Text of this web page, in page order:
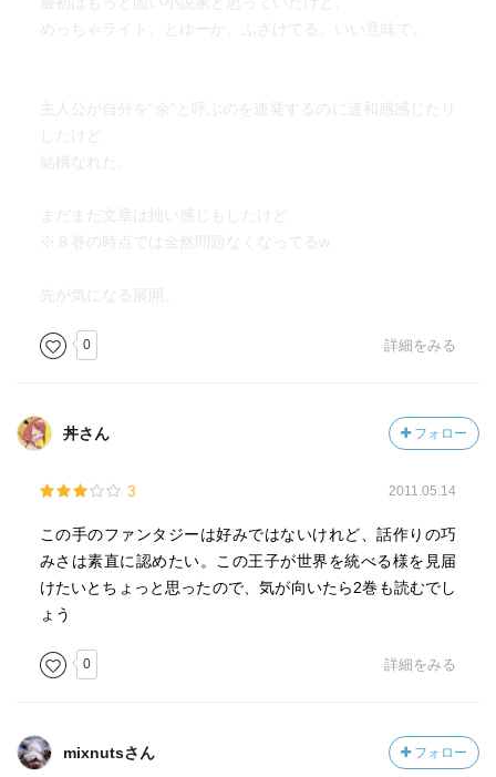
めっちゃライト、とゆーか、ふざけてる。いい意味で。
主人公が自分を“余”と呼ぶのを連発するのに違和感感じたり
したけど
結構なれた。
まだまだ文章は拙い感じもしたけど
※８巻の時点では全然問題なくなってるw
先が気になる展開。
0 詳細をみる
丼さん フォロー
3 2011.05.14
この手のファンタジーは好みではないけれど、話作りの巧
みさは素直に認めたい。この王子が世界を統べる様を見届
けたいとちょっと思ったので、気が向いたら2巻も読むでし
ょう
0 詳細をみる
mixnutsさん フォロー